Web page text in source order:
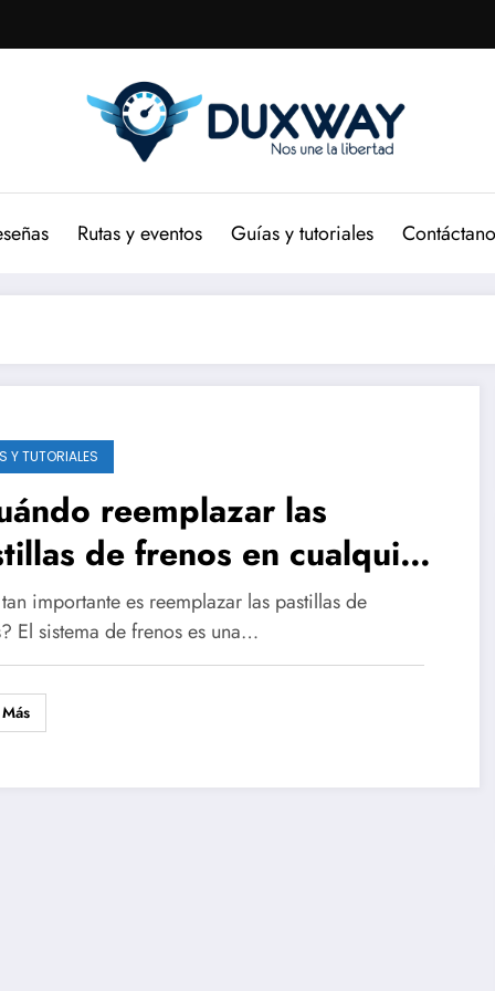
Rutas y eventos Guías y tutoriales
Y TUTORIALES
reemplazar las
de frenos en cualquier
importante es reemplazar las pastillas de
El sistema de frenos es una…